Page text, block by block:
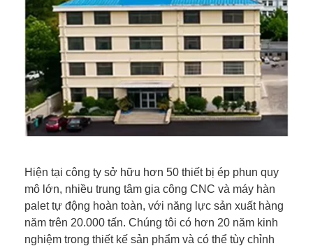
Hiện tại công ty sở hữu hơn 50 thiết bị ép phun quy
mô lớn, nhiều trung tâm gia công CNC và máy hàn
palet tự động hoàn toàn, với năng lực sản xuất hàng
năm trên 20.000 tấn. Chúng tôi có hơn 20 năm kinh
nghiệm trong thiết kế sản phẩm và có thể tùy chỉnh